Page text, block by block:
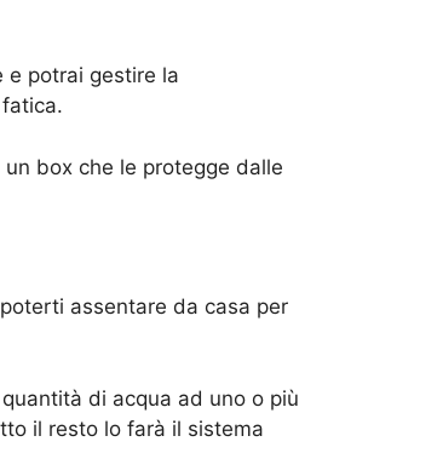
e potrai gestire la
box che le protegge dalle
assentare da casa per
di acqua ad uno o più
il resto lo farà il sistema